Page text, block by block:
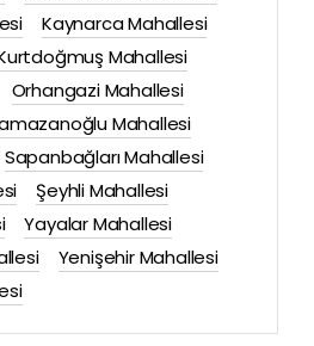
Kaynarca Mahallesi
Mahallesi
Orhangazi Mahallesi
Mahallesi
Sapanbağları Mahallesi
Şeyhli Mahallesi
Yayalar Mahallesi
Yenişehir Mahallesi